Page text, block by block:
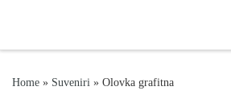
Home » Suveniri » Olovka grafitna